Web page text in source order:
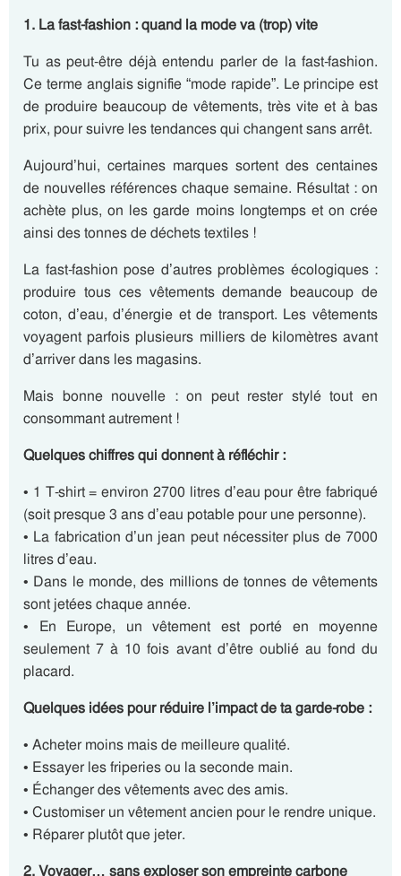
1. La fast-fashion : quand la mode va (trop) vite
Tu as peut-être déjà entendu parler de la fast-fashion.
Ce terme anglais signifie “mode rapide”. Le principe est
de produire beaucoup de vêtements, très vite et à bas
prix, pour suivre les tendances qui changent sans arrêt.
Aujourd’hui, certaines marques sortent des centaines
de nouvelles références chaque semaine. Résultat : on
achète plus, on les garde moins longtemps et on crée
ainsi des tonnes de déchets textiles !
La fast-fashion pose d’autres problèmes écologiques :
produire tous ces vêtements demande beaucoup de
coton, d’eau, d’énergie et de transport. Les vêtements
voyagent parfois plusieurs milliers de kilomètres avant
d’arriver dans les magasins.
Mais bonne nouvelle : on peut rester stylé tout en
consommant autrement !
Quelques chiffres qui donnent à réfléchir :
• 1 T-shirt = environ 2700 litres d’eau pour être fabriqué
(soit presque 3 ans d’eau potable pour une personne).
• La fabrication d’un jean peut nécessiter plus de 7000
litres d’eau.
• Dans le monde, des millions de tonnes de vêtements
sont jetées chaque année.
• En Europe, un vêtement est porté en moyenne
seulement 7 à 10 fois avant d’être oublié au fond du
placard.
Quelques idées pour réduire l’impact de ta garde-robe :
• Acheter moins mais de meilleure qualité.
• Essayer les friperies ou la seconde main.
• Échanger des vêtements avec des amis.
• Customiser un vêtement ancien pour le rendre unique.
• Réparer plutôt que jeter.
2. Voyager… sans exploser son empreinte carbone